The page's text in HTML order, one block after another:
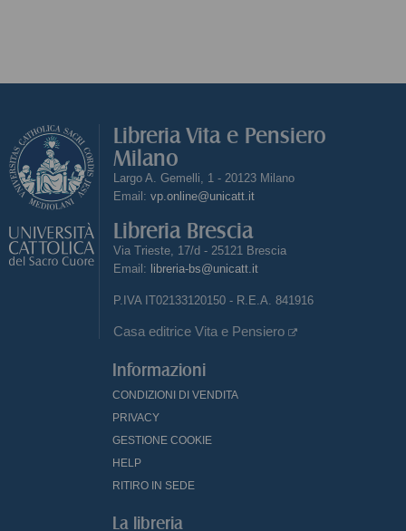
Libreria Vita e Pensiero
Milano
Largo A. Gemelli, 1 - 20123 Milano
Email: vp.online@unicatt.it
Libreria Brescia
Via Trieste, 17/d - 25121 Brescia
Email: libreria-bs@unicatt.it
P.IVA IT02133120150 - R.E.A. 841916
Casa editrice Vita e Pensiero
Informazioni
CONDIZIONI DI VENDITA
PRIVACY
GESTIONE COOKIE
HELP
RITIRO IN SEDE
La libreria